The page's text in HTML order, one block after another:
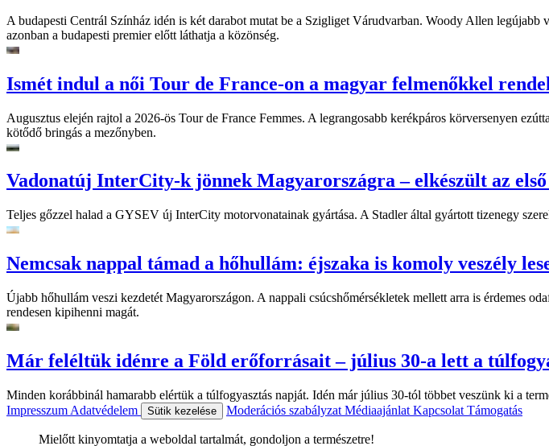
A budapesti Centrál Színház idén is két darabot mutat be a Szigliget Várudvarban. Woody Allen
azonban a budapesti premier előtt láthatja a közönség.
Ismét indul a női Tour de France-on a magyar felmenőkkel
Augusztus elején rajtol a 2026-ös Tour de France Femmes. A legrangosabb kerékpáros körversenyen
kötődő bringás a mezőnyben.
Vadonatúj InterCity-k jönnek Magyarországra – elkészült az
Teljes gőzzel halad a GYSEV új InterCity motorvonatainak gyártása. A Stadler által gyártott tizenegy
Nemcsak nappal támad a hőhullám: éjszaka is komoly veszély
Újabb hőhullám veszi kezdetét Magyarországon. A nappali csúcshőmérsékletek mellett arra is érdemes
rendesen kipihenni magát.
Már feléltük idénre a Föld erőforrásait – július 30-a lett a
Minden korábbinál hamarabb elértük a túlfogyasztás napját. Idén már július 30-tól többet veszünk ki a
Impresszum Adatvédelem Sütik kezelése Moderációs szabályzat Médiaajánlat Kapcsolat Támogatás
Mielőtt kinyomtatja a weboldal tartalmát, gondoljon a természetre!